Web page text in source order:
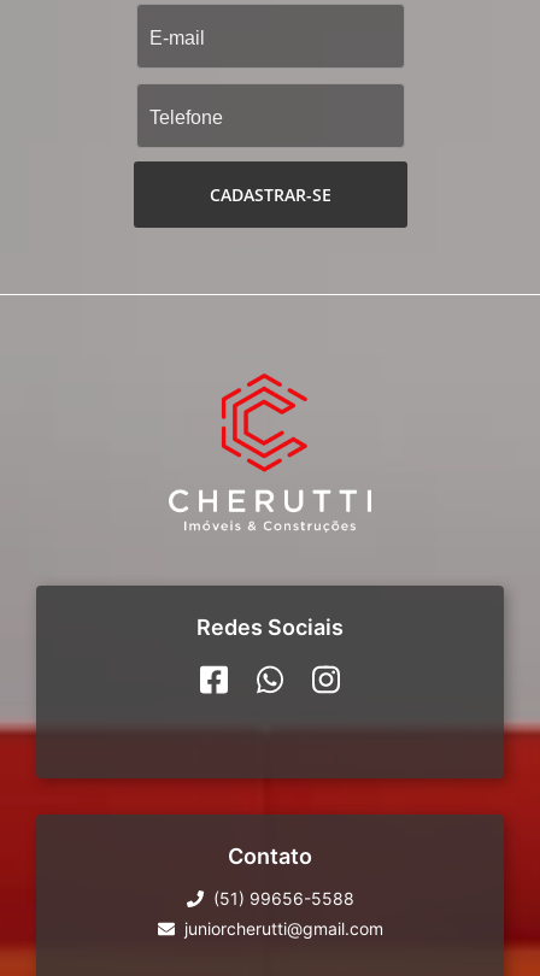
CADASTRAR-SE
Redes Sociais
Contato
(51) 99656-5588
juniorcherutti@gmail.com